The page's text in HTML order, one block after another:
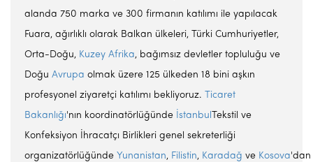
alanda 750 marka ve 300 firmanın katılımı ile yapılacak
Fuara, ağırlıklı olarak Balkan ülkeleri, Türki Cumhuriyetler,
Orta-Doğu, Kuzey Afrika, bağımsız devletler topluluğu ve
Doğu Avrupa olmak üzere 125 ülkeden 18 bini aşkın
profesyonel ziyaretçi katılımı bekliyoruz. Ticaret
Bakanlığı'nın koordinatörlüğünde İstanbul Tekstil ve
Konfeksiyon İhracatçı Birlikleri genel sekreterliği
organizatörlüğünde Yunanistan, Filistin, Karadağ ve Kosova'dan